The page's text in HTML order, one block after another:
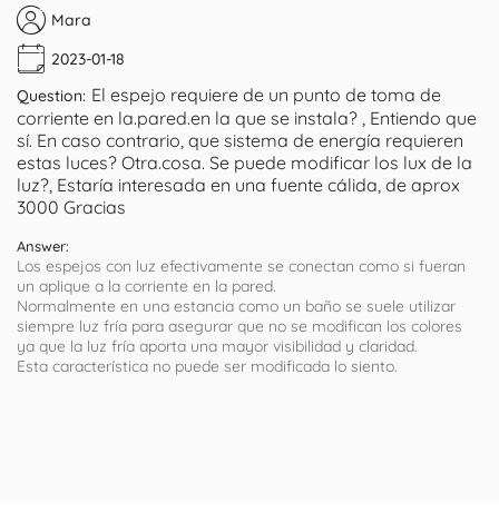
Mara
2023-01-18
Question: El espejo requiere de un punto de toma de
corriente en la.pared.en la que se instala? , Entiendo que
sí. En caso contrario, que sistema de energía requieren
estas luces? Otra.cosa. Se puede modificar los lux de la
luz?, Estaría interesada en una fuente cálida, de aprox
3000 Gracias
Answer:
Los espejos con luz efectivamente se conectan como si fueran
un aplique a la corriente en la pared.
Normalmente en una estancia como un baño se suele utilizar
siempre luz fría para asegurar que no se modifican los colores
ya que la luz fría aporta una mayor visibilidad y claridad.
Esta característica no puede ser modificada lo siento.